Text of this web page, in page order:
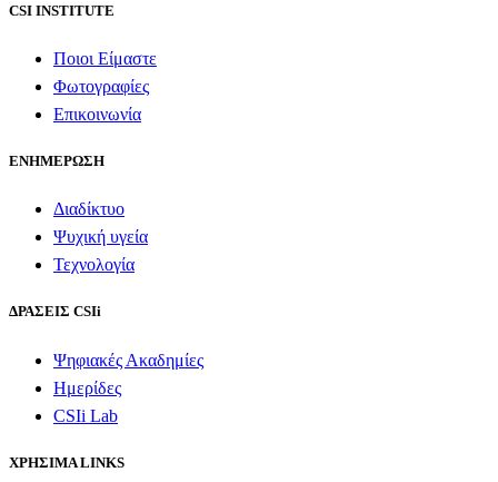
CSI INSTITUTE
Ποιοι Είμαστε
Φωτογραφίες
Επικοινωνία
ΕΝΗΜΕΡΩΣΗ
Διαδίκτυο
Ψυχική υγεία
Τεχνολογία
ΔΡΑΣΕΙΣ CSIi
Ψηφιακές Ακαδημίες
Ημερίδες
CSIi Lab
ΧΡΗΣΙΜΑ LINKS